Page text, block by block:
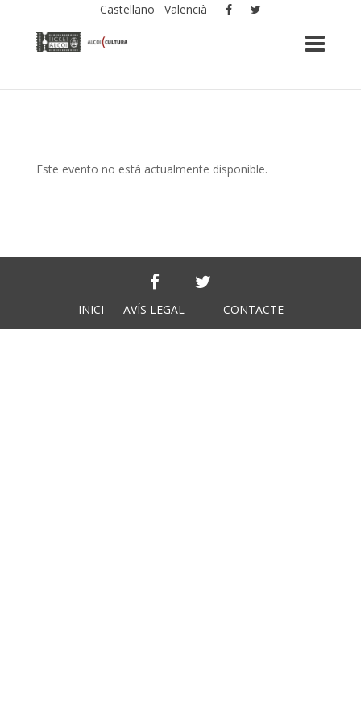
Castellano Valencià
Este evento no está actualmente disponible.
INICI AVÍS LEGAL CONTACTE